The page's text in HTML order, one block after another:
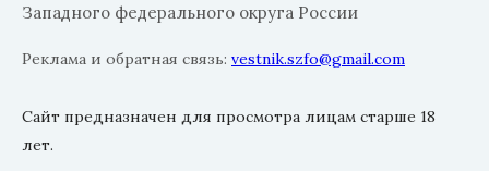
Западного федерального округа России
Реклама и обратная связь: vestnik.szfo@gmail.com
Сайт предназначен для просмотра лицам старше 18
лет.